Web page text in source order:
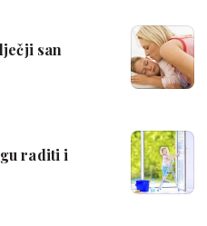
san
raditi i